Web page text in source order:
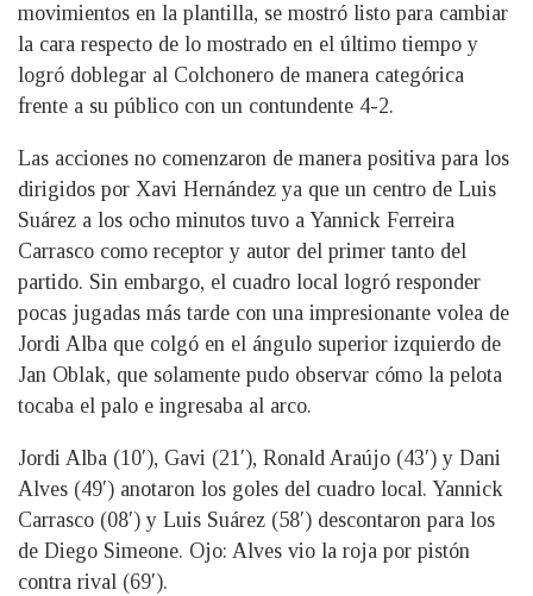
movimientos en la plantilla, se mostró listo para cambiar
la cara respecto de lo mostrado en el último tiempo y
logró doblegar al Colchonero de manera categórica
frente a su público con un contundente 4-2.
Las acciones no comenzaron de manera positiva para los
dirigidos por Xavi Hernández ya que un centro de Luis
Suárez a los ocho minutos tuvo a Yannick Ferreira
Carrasco como receptor y autor del primer tanto del
partido. Sin embargo, el cuadro local logró responder
pocas jugadas más tarde con una impresionante volea de
Jordi Alba que colgó en el ángulo superior izquierdo de
Jan Oblak, que solamente pudo observar cómo la pelota
tocaba el palo e ingresaba al arco.
Jordi Alba (10′), Gavi (21′), Ronald Araújo (43′) y Dani
Alves (49′) anotaron los goles del cuadro local. Yannick
Carrasco (08′) y Luis Suárez (58′) descontaron para los
de Diego Simeone. Ojo: Alves vio la roja por pistón
contra rival (69′).